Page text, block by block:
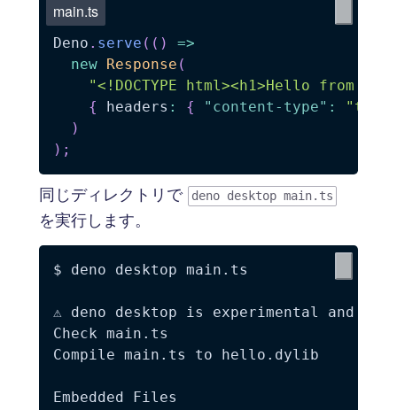
main.ts
Deno . serve ( ( )
=>
new
Response (
"<!DOCTYPE html><h1>Hello from
{
headers : { "content-type" :
)
) ;
同じディレクトリで deno desktop main.ts
を実行します。
$ deno desktop main.ts
⚠ deno desktop is experimental and
Check main.ts
Compile main.ts to hello.dylib
Embedded Files